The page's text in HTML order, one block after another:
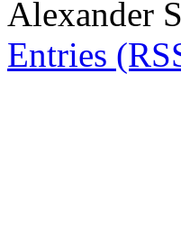
Alexander
Entries